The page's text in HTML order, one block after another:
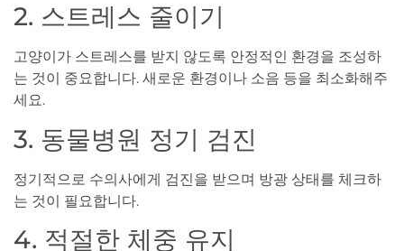
2. 스트레스 줄이기
고양이가 스트레스를 받지 않도록 안정적인 환경을 조성하
는 것이 중요합니다. 새로운 환경이나 소음 등을 최소화해주
세요.
3. 동물병원 정기 검진
정기적으로 수의사에게 검진을 받으며 방광 상태를 체크하
는 것이 필요합니다.
4. 적절한 체중 유지